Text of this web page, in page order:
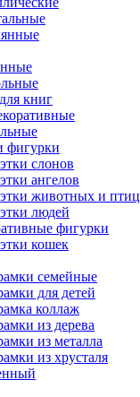
книг
фигурки
слонов
ангелов
животных и птиц
людей
фигурки
кошек
семейные
для детей
коллаж
из дерева
из металла
из хрусталя